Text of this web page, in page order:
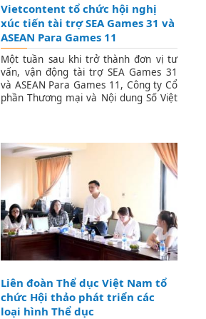
Vietcontent tổ chức hội nghị
xúc tiến tài trợ SEA Games 31 và
ASEAN Para Games 11
Một tuần sau khi trở thành đơn vị tư
vấn, vận động tài trợ SEA Games 31
và ASEAN Para Games 11, Công ty Cổ
phần Thương mại và Nội dung Số Việt
Liên đoàn Thể dục Việt Nam tổ
chức Hội thảo phát triển các
loại hình Thể dục